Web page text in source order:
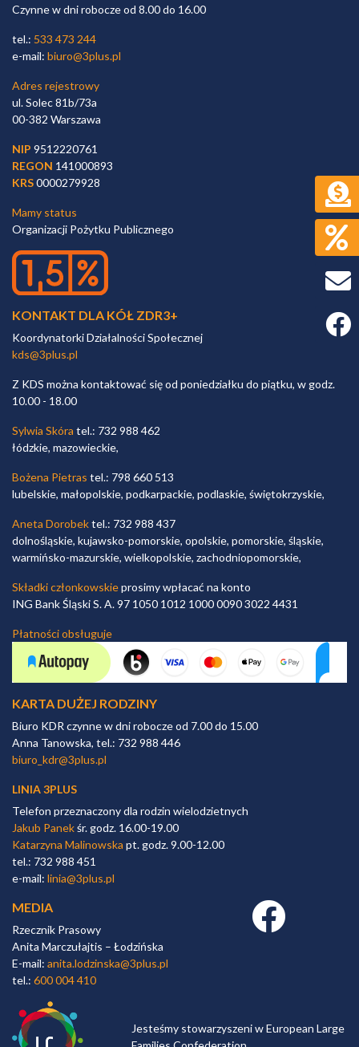
Czynne w dni robocze od 8.00 do 16.00
tel.: 533 473 244
e-mail: biuro@3plus.pl
Adres rejestrowy
ul. Solec 81b/73a
00-382 Warszawa
NIP 9512220761
REGON 141000893
KRS0000279928
Mamy status
Organizacji Pożytku Publicznego
KONTAKT DLA KÓŁ ZDR3+
Koordynatorki Działalności Społecznej
kds@3plus.pl
Z KDS można kontaktować się od poniedziałku do piątku, w godz.
10.00 - 18.00
Sylwia Skóra tel.: 732 988 462
łódzkie, mazowieckie,
Bożena Pietras tel.: 798 660 513
lubelskie, małopolskie, podkarpackie, podlaskie, świętokrzyskie,
Aneta Dorobektel.: 732 988 437
dolnośląskie, kujawsko-pomorskie, opolskie, pomorskie, śląskie,
warmińsko-mazurskie, wielkopolskie, zachodniopomorskie,
Składki członkowskieprosimy wpłacać na konto
ING Bank Śląski S. A. 97 1050 1012 1000 0090 3022 4431
Płatności obsługuje
KARTA DUŻEJ RODZINY
Biuro KDR czynne w dni robocze od 7.00 do 15.00
Anna Tanowska, tel.: 732 988 446
biuro_kdr@3plus.pl
LINIA 3PLUS
Telefon przeznaczony dla rodzin wielodzietnych
Jakub Panekśr. godz. 16.00-19.00
Katarzyna Malinowska pt. godz. 9.00-12.00
tel.: 732 988 451
e-mail: linia@3plus.pl
MEDIA
Rzecznik Prasowy
Anita Marczułajtis – Łodzińska
E-mail: anita.lodzinska@3plus.pl
tel.: 600 004 410
Facebook link
Jesteśmy stowarzyszeni w European Large